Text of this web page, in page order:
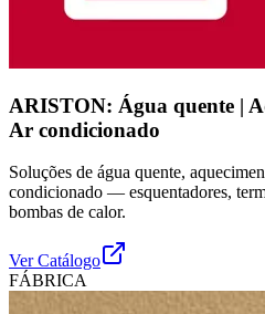
ARISTON: Água quente |
Ar condicionado
Soluções de água quente,
condicionado — esquentadores,
bombas de calor.
Ver Catálogo
FÁBRICA